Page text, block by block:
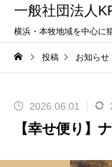
一般社団法人
横浜・本牧地域を中心に
投稿 お知らせ
2026.06.01
【幸せ便り】